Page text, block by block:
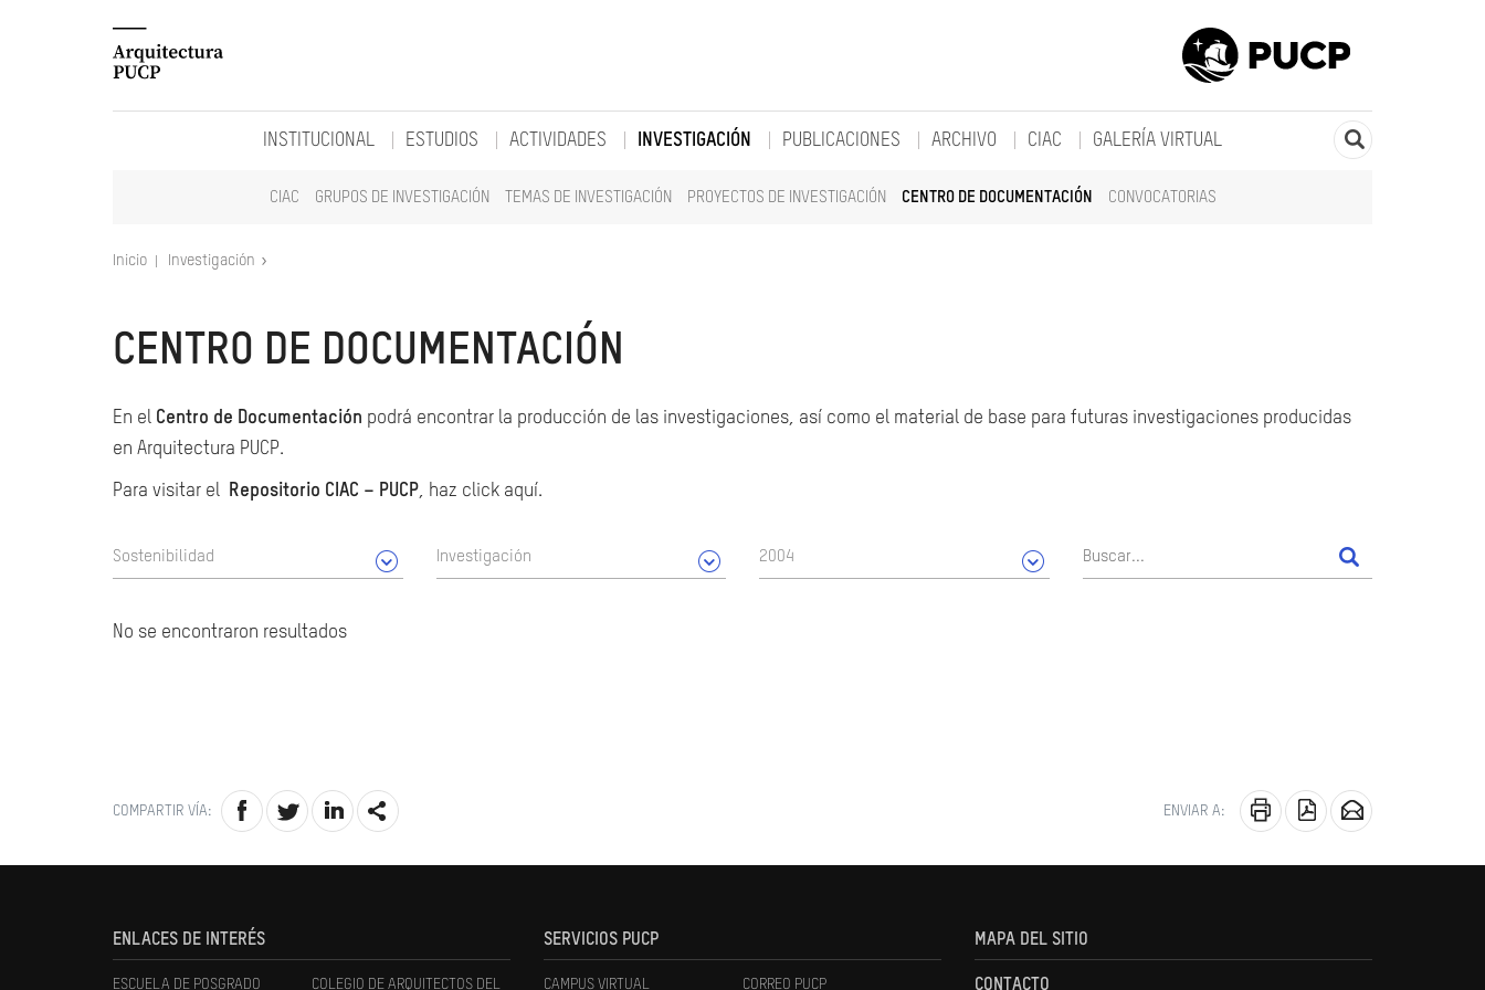
INSTITUCIONAL ESTUDIOS ACTIVIDADES INVESTIGACIÓN
CIAC GRUPOS DE INVESTIGACIÓN TEMAS DE INVESTIGACIÓN PROYECTOS DE INVESTIGACIÓN CENTRO DE DOCUMENTACIÓN CONVOCATORIAS
PUBLICACIONES ARCHIVO CIAC GALERÍA VIRTUAL
Inicio Investigación
CENTRO DE DOCUMENTACIÓN
En el Centro de Documentación podrá encontrar la producción de las investigaciones, así como el material de base para futuras investigaciones producidas
en Arquitectura PUCP.
Para visitar el Repositorio CIAC – PUCP, haz click aquí.
Sostenibilidad Investigación 2004
No se encontraron resultados
COMPARTIR VÍA: ENVIAR A:
ENLACES DE INTERÉS
ESCUELA DE POSGRADO COLEGIO DE ARQUITECTOS DEL
SERVICIOS PUCP
CAMPUS VIRTUAL CORREO PUCP
MAPA DEL SITIO
CONTACTO